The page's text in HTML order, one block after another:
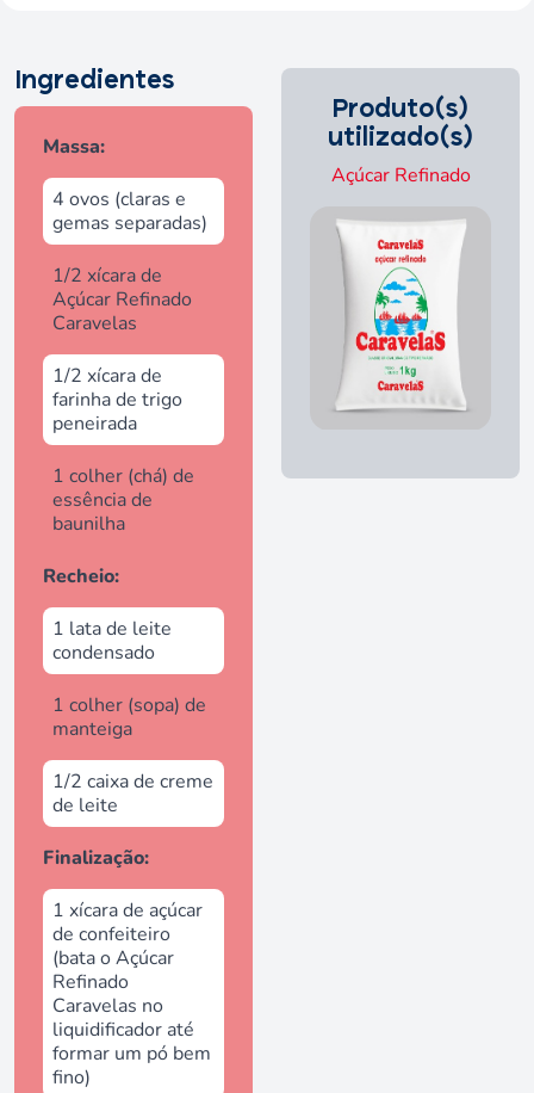
Ingredientes
Massa:
4 ovos (claras e
gemas separadas)
1/2 xícara de
Açúcar Refinado
Caravelas
1/2 xícara de
farinha de trigo
peneirada
1 colher (chá) de
essência de
baunilha
Recheio:
1 lata de leite
condensado
1 colher (sopa) de
manteiga
1/2 caixa de creme
de leite
Finalização:
1 xícara de açúcar
de confeiteiro
(bata o Açúcar
Refinado
Caravelas no
liquidificador até
formar um pó bem
fino)
Produto(s)
utilizado(s)
Açúcar Refinado